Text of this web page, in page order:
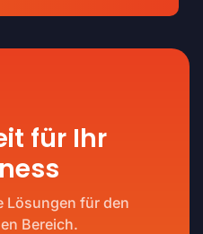
für Ihr
Lösungen für den
Bereich.